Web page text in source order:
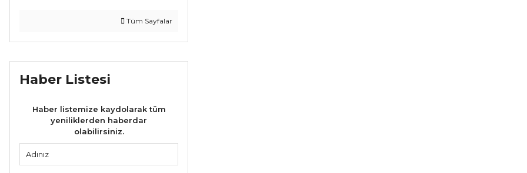
Tüm Sayfalar
Haber Listesi
Haber listemize kaydolarak tüm
yeniliklerden haberdar
olabilirsiniz.